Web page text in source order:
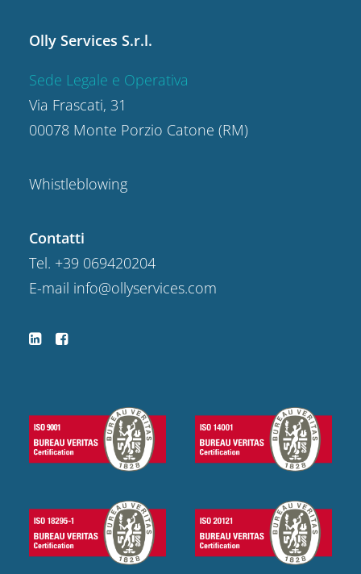
Olly Services S.r.l.
Sede Legale e Operativa
Via Frascati, 31
00078 Monte Porzio Catone (RM)
Whistleblowing
Contatti
Tel. +39 069420204
E-mail info@ollyservices.com